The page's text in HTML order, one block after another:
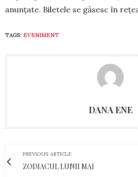
anunțate. Bile­tele se găsesc în
TAGS: EVENIMENT
DANA ENE
PREVIOUS ARTICLE
ZODIACUL LUNII MAI